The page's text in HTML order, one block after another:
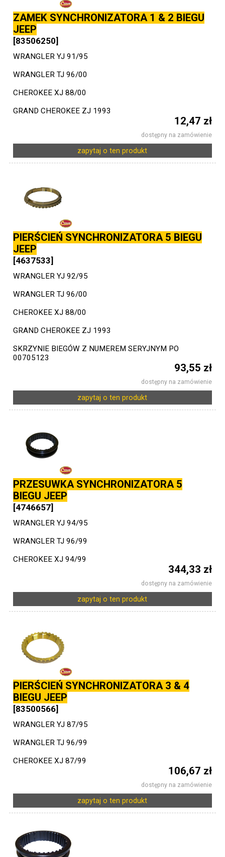
ZAMEK SYNCHRONIZATORA 1 & 2 BIEGU
JEEP
[83506250]
WRANGLER YJ 91/95
WRANGLER TJ 96/00
CHEROKEE XJ 88/00
GRAND CHEROKEE ZJ 1993
12,47 zł
dostępny na zamówienie
zapytaj o ten produkt
PIERŚCIEŃ SYNCHRONIZATORA 5 BIEGU
JEEP
[4637533]
WRANGLER YJ 92/95
WRANGLER TJ 96/00
CHEROKEE XJ 88/00
GRAND CHEROKEE ZJ 1993
SKRZYNIE BIEGÓW Z NUMEREM SERYJNYM PO
00705123
93,55 zł
dostępny na zamówienie
zapytaj o ten produkt
PRZESUWKA SYNCHRONIZATORA 5
BIEGU JEEP
[4746657]
WRANGLER YJ 94/95
WRANGLER TJ 96/99
CHEROKEE XJ 94/99
344,33 zł
dostępny na zamówienie
zapytaj o ten produkt
PIERŚCIEŃ SYNCHRONIZATORA 3 & 4
BIEGU JEEP
[83500566]
WRANGLER YJ 87/95
WRANGLER TJ 96/99
CHEROKEE XJ 87/99
106,67 zł
dostępny na zamówienie
zapytaj o ten produkt